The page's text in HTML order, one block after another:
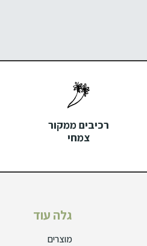
רכיבים ממקור
צמחי
גלה עוד
מוצרים